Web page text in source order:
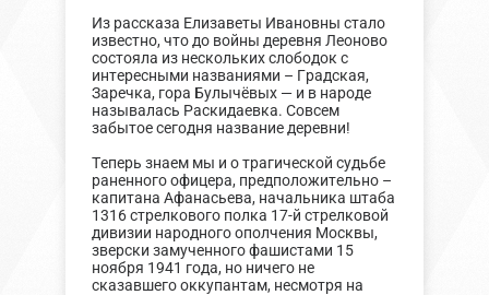
Из рассказа Елизаветы Ивановны стало
известно, что до войны деревня Леоново
состояла из нескольких слободок с
интересными названиями – Градская,
Заречка, гора Булычёвых — и в народе
называлась Раскидаевка. Совсем
забытое сегодня название деревни!
Теперь знаем мы и о трагической судьбе
раненного офицера, предположительно –
капитана Афанасьева, начальника штаба
1316 стрелкового полка 17-й стрелковой
дивизии народного ополчения Москвы,
зверски замученного фашистами 15
ноября 1941 года, но ничего не
сказавшего оккупантам, несмотря на